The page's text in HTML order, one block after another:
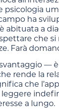
psicologia
ha
abituata a
che si
Farà
—
rende la
che
leggere
a lungo.